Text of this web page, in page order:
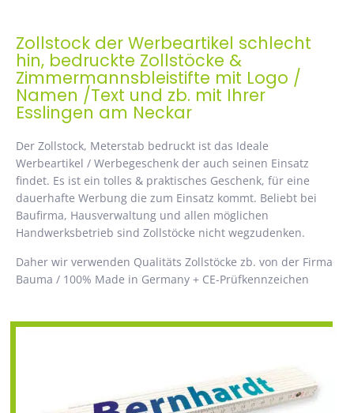
Zollstock der Werbeartikel schlecht
hin, bedruckte Zollstöcke &
Zimmermannsbleistifte mit Logo /
Namen /Text und zb. mit Ihrer
Esslingen am Neckar
Der Zollstock, Meterstab bedruckt ist das Ideale
Werbeartikel / Werbegeschenk der auch seinen Einsatz
findet. Es ist ein tolles & praktisches Geschenk, für eine
dauerhafte Werbung die zum Einsatz kommt. Beliebt bei
Baufirma, Hausverwaltung und allen möglichen
Handwerksbetrieb sind Zollstöcke nicht wegzudenken.
Daher wir verwenden Qualitäts Zollstöcke zb. von der Firma
Bauma / 100% Made in Germany + CE-Prüfkennzeichen